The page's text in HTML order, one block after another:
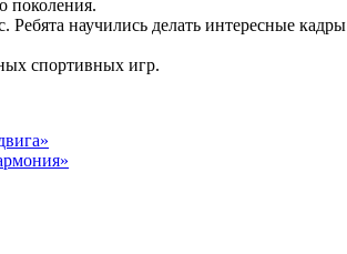
поколения.
научились делать интересные
спортивных игр.